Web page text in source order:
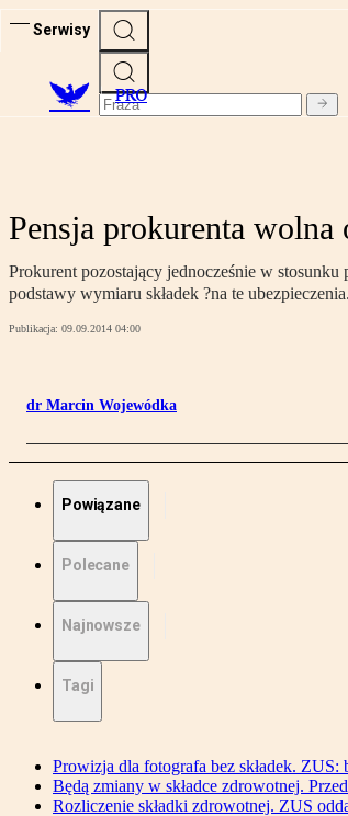
Serwisy
PRO
Pensja prokurenta wolna
Prokurent pozostający jednocześnie w
podstawy wymiaru składek ?na te ubezpieczenia.
Publikacja: 09.09.2014 04:00
dr Marcin Wojewódka
Powiązane
Polecane
Najnowsze
Tagi
Prowizja dla fotografa bez składek.
Będą zmiany w składce zdrowotnej.
Rozliczenie składki zdrowotnej. ZUS